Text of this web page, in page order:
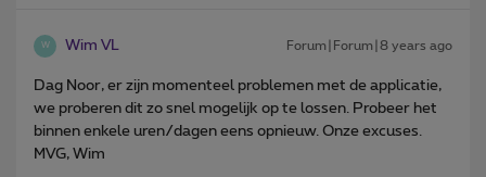
W Wim VL Forum|Forum|8 years ago
Dag Noor, er zijn momenteel problemen met de applicatie,
we proberen dit zo snel mogelijk op te lossen. Probeer het
binnen enkele uren/dagen eens opnieuw. Onze excuses.
MVG, Wim